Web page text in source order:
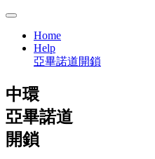
Home
Help
亞畢諾道開鎖
中環
亞畢諾道
開鎖